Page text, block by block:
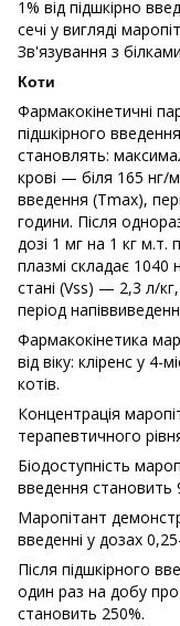
1% від підшкірно
сечі у вигляді
Зв'язування з
Коти
Фармакокінетичні
підшкірного
становлять:
крові — біля 165 нг/
введення (Tmax),
години. Після
дозі 1 мг на 1 кг м.т.
плазмі складає
стані (Vss) — 2,3 л/
період
Фармакокінетика
від віку: кліренс у
котів.
Концентрація
терапевтичного
Біодоступність
введення становить
Маропітант
введенні у дозах
Після підшкірного
один раз на добу
становить 250%.